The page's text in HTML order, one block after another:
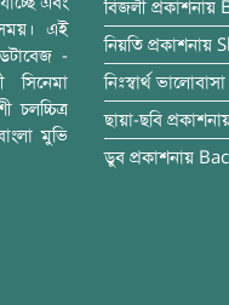
এই
-
সিনেমা
চলচ্চিত্র
মুভি
বিজলী প্রকাশনায়
নিয়তি প্রকাশনায়
নিঃস্বার্থ ভালোবাসা
ছায়া-ছবি
ডুব প্রকাশনায়